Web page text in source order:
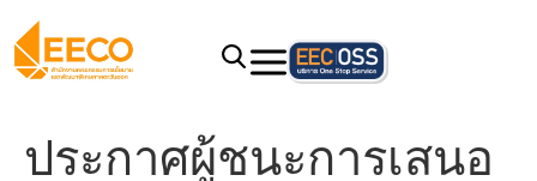
ประกาศผู้ชนะการเสนอ